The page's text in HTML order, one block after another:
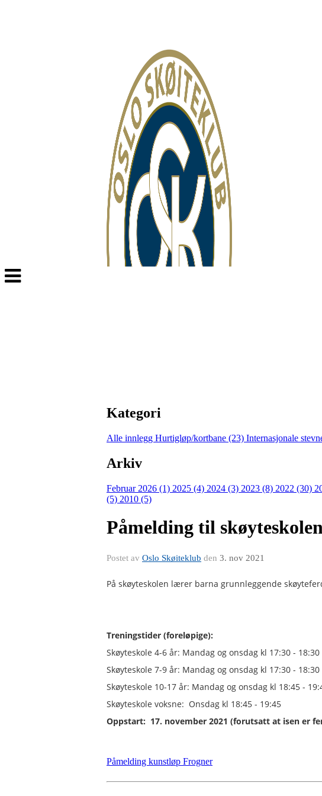
Veksle
navigasjon
Kategori
Alle innlegg Hurtigløp/kortbane (23) Internasjonale
Arkiv
Februar 2026 (1) 2025 (4) 2024 (3) 2023 (8) 2022 (30)
(5) 2010 (5)
Påmelding til
Postet av Oslo Skøiteklub den 3. nov 2021
På skøyteskolen lærer barna grunnleggende
Treningstider (foreløpige):
Skøyteskole 4-6 år: Mandag og onsdag kl 17:30 - 18:30
Skøyteskole 7-9 år: Mandag og onsdag kl 17:30 - 18:30
Skøyteskole 10-17 år: Mandag og onsdag kl 18:45 -
Skøyteskole voksne: Onsdag kl 18:45 - 19:45
Oppstart: 17. november 2021 (forutsatt at isen er
Påmelding kunstløp Frogner